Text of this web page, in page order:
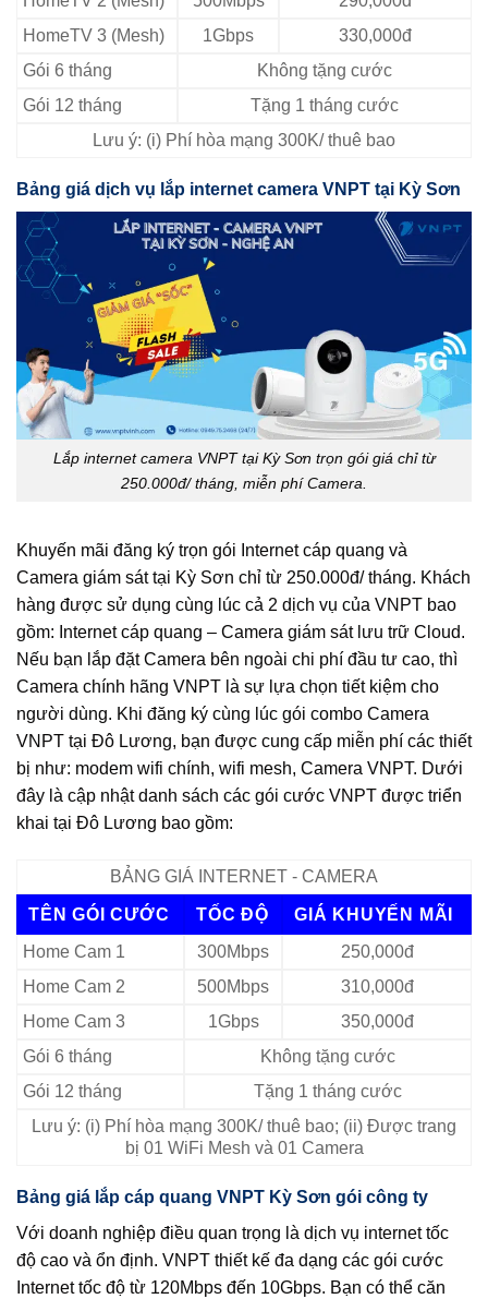
HomeTV 3 (Mesh)
1Gbps
330,000đ
Gói 6 tháng
Không tặng cước
Gói 12 tháng
Tặng 1 tháng cước
Lưu ý: (i) Phí hòa mạng 300K/ thuê bao
Bảng giá dịch vụ lắp internet camera VNPT tại Kỳ Sơn
Lắp internet camera VNPT tại Kỳ Sơn trọn gói giá chỉ từ
250.000đ/ tháng, miễn phí Camera.
Khuyến mãi đăng ký trọn gói Internet cáp quang và
Camera giám sát tại Kỳ Sơn chỉ từ 250.000đ/ tháng. Khách
hàng được sử dụng cùng lúc cả 2 dịch vụ của VNPT bao
gồm: Internet cáp quang – Camera giám sát lưu trữ Cloud.
Nếu bạn lắp đặt Camera bên ngoài chi phí đầu tư cao, thì
Camera chính hãng VNPT là sự lựa chọn tiết kiệm cho
người dùng. Khi đăng ký cùng lúc gói combo Camera
VNPT tại Đô Lương, bạn được cung cấp miễn phí các thiết
bị như: modem wifi chính, wifi mesh, Camera VNPT. Dưới
đây là cập nhật danh sách các gói cước VNPT được triển
khai tại Đô Lương bao gồm:
BẢNG GIÁ INTERNET - CAMERA
TÊN GÓI CƯỚC TỐC ĐỘ
GIÁ KHUYẾN MÃI
Home Cam 1
300Mbps
250,000đ
Home Cam 2
500Mbps
310,000đ
Home Cam 3
1Gbps
350,000đ
Gói 6 tháng
Không tặng cước
Gói 12 tháng
Tặng 1 tháng cước
Lưu ý: (i) Phí hòa mạng 300K/ thuê bao; (ii) Được trang
bị 01 WiFi Mesh và 01 Camera
Bảng giá lắp cáp quang VNPT Kỳ Sơn gói công ty
Với doanh nghiệp điều quan trọng là dịch vụ internet tốc
độ cao và ổn định. VNPT thiết kế đa dạng các gói cước
Internet tốc độ từ 120Mbps đến 10Gbps. Bạn có thể căn